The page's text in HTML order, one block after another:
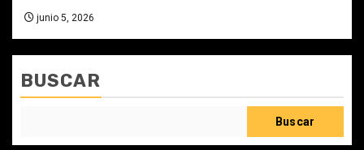
junio 5, 2026
BUSCAR
Buscar